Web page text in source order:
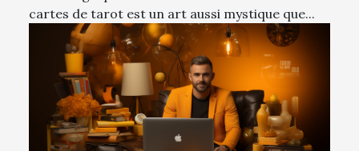
cartes de tarot est un art aussi mystique que...